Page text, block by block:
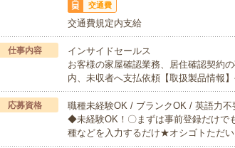
交通費
交通費規定内支給
仕事内容
インサイドセールス
お客様の家屋確認業務、居住確認契約
内、未収者へ支払依頼【取扱製品情報
応募資格
職種未経験OK / ブランクOK / 英語力不
◆未経験OK！〇まずは事前登録だけで
種などを入力するだけ★オシゴトただ